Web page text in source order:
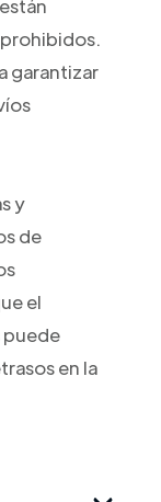
garantizar
y
de
el
puede
en la